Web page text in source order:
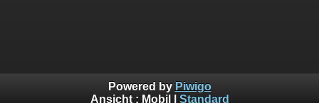
Powered by Piwigo
Ansicht : Mobil Standard